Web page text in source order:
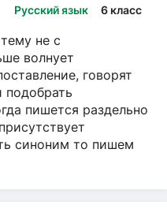
Русский язык 6 класс
не с
волнует
говорят
подобрать
пишется раздельно
синоним то пишем